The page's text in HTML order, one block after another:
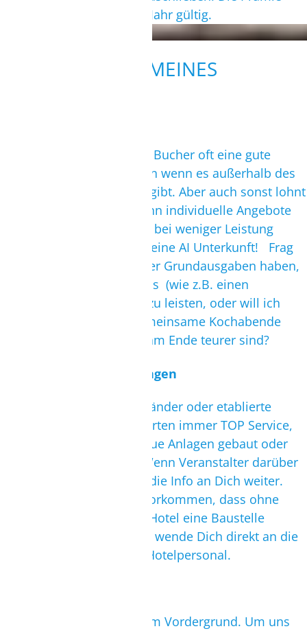
liegt bei nur 39€ und ist 1 Jahr gültig.
ALLGEMEINES
All inclusive ist für clevere Bucher oft eine gute
Alternative, vor allem wenn wenn es außerhalb des
Hotels keine Infrastruktur gibt. Aber auch sonst lohnt
es sich zu vergleichen, denn individuelle Angebote
mit Appartements können bei weniger Leistung
wesentlich teurer sein als eine AI Unterkunft! Frag
Dich selbst: will ich weniger Grundausgaben haben,
um mir vor Ort mehr Extras (wie z.B. einen
begleiteten Downwinder) zu leisten, oder will ich
unter Gleichgesinnten gemeinsame Kochabende
verbringen, die eventuell am Ende teurer sind?
Bauarbeiten/ Umbuchungen
Ob aufstrebende Urlaubsländer oder etablierte
Destinationen, Gäste erwarten immer TOP Service,
weshalb immer wieder neue Anlagen gebaut oder
ältere renoviert werden. Wenn Veranstalter darüber
informiert sind, leiten Sie die Info an Dich weiter.
Trotzdem kann es leider vorkommen, dass ohne
Vorabinfo neben Deinem Hotel eine Baustelle
entsteht. In solchen Fällen wende Dich direkt an die
Reiseleitung oder an das Hotelpersonal.
Bei uns steht der Service im Vordergrund. Um uns